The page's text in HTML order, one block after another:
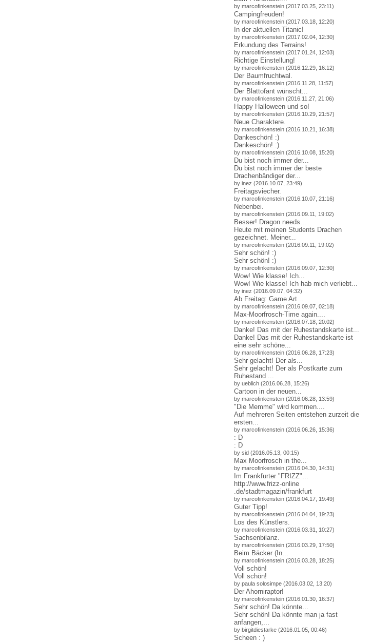
by marcofinkenstein (2017.03.25, 23:11)
Campingfreuden!
by marcofinkenstein (2017.03.18, 12:20)
In der aktuellen Titanic!
by marcofinkenstein (2017.02.04, 12:30)
Erkundung des Terrains!
by marcofinkenstein (2017.01.24, 12:03)
Richtige Einstellung!
by marcofinkenstein (2016.12.29, 16:12)
Der Baumfruchtwal.
by marcofinkenstein (2016.11.28, 11:57)
Der Blattofant wünscht...
by marcofinkenstein (2016.11.27, 21:06)
Happy Halloween und so!
by marcofinkenstein (2016.10.29, 21:57)
Neue Charaktere.
by marcofinkenstein (2016.10.21, 16:38)
Dankeschön! :)
Dankeschön! :)
by marcofinkenstein (2016.10.08, 15:20)
Du bist noch immer der...
Du bist noch immer der beste
Drachenbändiger der...
by inez (2016.10.07, 23:49)
Freitagsviecher.
by marcofinkenstein (2016.10.07, 21:16)
Nebenbei.
by marcofinkenstein (2016.09.11, 19:02)
Besser! Dragon needs...
Heute mit meinen Students Drachen
gezeichnet. Meiner...
by marcofinkenstein (2016.09.11, 19:02)
Sehr schön! :)
Sehr schön! :)
by marcofinkenstein (2016.09.07, 12:30)
Wow! Wie klasse! Ich...
Wow! Wie klasse! Ich hab mich verliebt...
by inez (2016.09.07, 04:32)
Ab Freitag: Game Art...
by marcofinkenstein (2016.09.07, 02:18)
Max-Moorfrosch-Time again....
by marcofinkenstein (2016.07.18, 20:02)
Danke! Das mit der Ruhestandskarte ist...
Danke! Das mit der Ruhestandskarte ist
eine sehr schöne...
by marcofinkenstein (2016.06.28, 17:23)
Sehr gelacht! Der als...
Sehr gelacht! Der als Postkarte zum
Ruhestand ...
by ueblich (2016.06.28, 15:26)
Cartoon in der neuen...
by marcofinkenstein (2016.06.28, 13:59)
"Die Memme" wird kommen....
Auf mehreren Seiten entstehen zurzeit die
ersten...
by marcofinkenstein (2016.06.26, 15:36)
: D
: D
by sid (2016.05.13, 00:15)
Max Moorfrosch in the...
by marcofinkenstein (2016.04.30, 14:31)
Im Frankfurter "FRIZZ"...
http://www.frizz-online
.de/stadtmagazin/frankfurt
by marcofinkenstein (2016.04.17, 19:49)
Guter Tipp!
by marcofinkenstein (2016.04.04, 19:23)
Los des Künstlers.
by marcofinkenstein (2016.03.31, 10:27)
Sachsenbilanz.
by marcofinkenstein (2016.03.29, 17:50)
Beim Bäcker (In...
by marcofinkenstein (2016.03.28, 18:25)
Voll schön!
Voll schön!
by paula solosimpe (2016.03.02, 13:20)
Der Ahorniraptor!
by marcofinkenstein (2016.01.30, 16:37)
Sehr schön! Da könnte...
Sehr schön! Da könnte man ja fast
anfangen,...
by birgitdiestarke (2016.01.05, 00:46)
Scheen : )